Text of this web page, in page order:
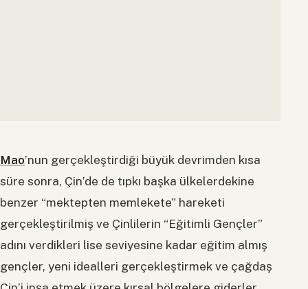
Mao’nun gerçekleştirdiği büyük devrimden kısa
süre sonra, Çin’de de tıpkı başka ülkelerdekine
benzer “mektepten memlekete” hareketi
gerçekleştirilmiş ve Çinlilerin “Eğitimli Gençler”
adını verdikleri lise seviyesine kadar eğitim almış
gençler, yeni idealleri gerçekleştirmek ve çağdaş